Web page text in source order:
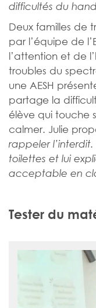
difficultés du
Deux familles de
par l’équipe de
l’attention et de
troubles du
une AESH
partage la
élève qui touche
calmer. Julie
rappeler
toilettes et lui
acceptable en
Tester du